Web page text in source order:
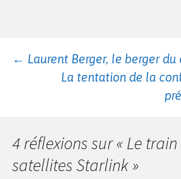
Navigation
articles
← Laurent Berger, le berger
La tentation de la
4 réflexions sur « Le
satellites Starlink»